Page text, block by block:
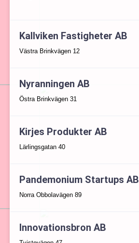
Kallviken Fastigheter AB
Västra Brinkvägen 12
Nyranningen AB
Östra Brinkvägen 31
Kirjes Produkter AB
Lärlingsgatan 40
Pandemonium Startups AB
Norra Obbolavägen 89
Innovationsbron AB